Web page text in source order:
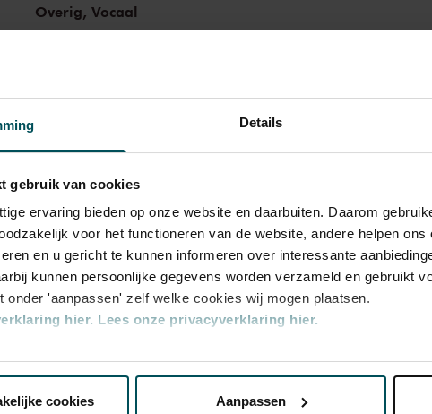
Details
gebruik van cookies
ervaring bieden op onze website en daarbuiten. Daarom
voor het functioneren van de website, andere helpen
en u gericht te kunnen informeren over interessante
kunnen persoonlijke gegevens worden verzameld en gebruikt
onder 'aanpassen' zelf welke cookies wij mogen plaatsen.
hier. Lees onze privacyverklaring hier.
op onze website kunt u uw toestemming op elk moment
cookies Aanpassen
Overig,Vocaal